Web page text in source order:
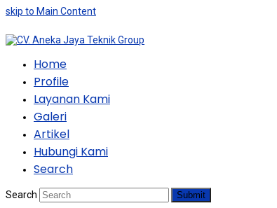
skip to Main Content
Home
Profile
Layanan Kami
Galeri
Artikel
Hubungi Kami
Search
Search Submit